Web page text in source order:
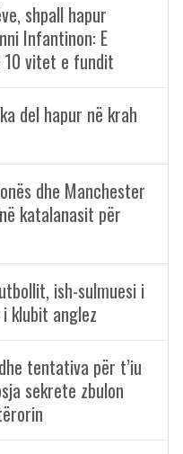
shpall hapur
Infantinon: E
10 vitet e fundit
del hapur në krah
dhe Manchester
katalanasit për
ish-sulmuesi i
klubit anglez
tentativa për t’iu
sekrete zbulon